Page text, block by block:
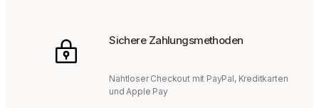
Sichere Zahlungsmethoden
Nahtloser Checkout mit PayPal, Kreditkarten
und Apple Pay